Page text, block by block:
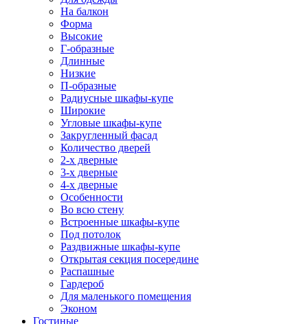
На балкон
Форма
Высокие
Г-образные
Длинные
Низкие
П-образные
Радиусные шкафы-купе
Широкие
Угловые шкафы-купе
Закругленный фасад
Количество дверей
2-х дверные
3-х дверные
4-х дверные
Особенности
Во всю стену
Встроенные шкафы-купе
Под потолок
Раздвижные шкафы-купе
Открытая секция посередине
Распашные
Гардероб
Для маленького помещения
Эконом
Гостиные